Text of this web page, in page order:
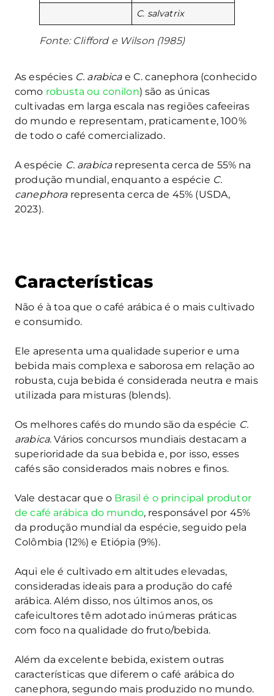
C. salvatrix
Fonte: Clifford e Wilson (1985)
As espécies C. arabicae C. canephora (conhecido
como robusta ou conilon) são as únicas
cultivadas em larga escala nas regiões cafeeiras
do mundo e representam, praticamente, 100%
de todo o café comercializado.
A espécie C. arabicarepresenta cerca de 55% na
produção mundial, enquanto a espécie C.
canephorarepresenta cerca de 45% (USDA,
2023).
Características
Não é à toa que o café arábica é o mais cultivado
e consumido.
Ele apresenta uma qualidade superior e uma
bebida mais complexa e saborosa em relação ao
robusta, cuja bebida é considerada neutra e mais
utilizada para misturas (blends).
Os melhores cafés do mundo são da espécie C.
arabica. Vários concursos mundiais destacam a
superioridade da sua bebida e, por isso, esses
cafés são considerados mais nobres e finos.
Vale destacar que o Brasil é o principal produtor
de café arábica do mundo, responsável por 45%
da produção mundial da espécie, seguido pela
Colômbia (12%) e Etiópia (9%).
Aqui ele é cultivado em altitudes elevadas,
consideradas ideais para a produção do café
arábica. Além disso, nos últimos anos, os
cafeicultores têm adotado inúmeras práticas
com foco na qualidade do fruto/bebida.
Além da excelente bebida, existem outras
características que diferem o café arábica do
canephora, segundo mais produzido no mundo.